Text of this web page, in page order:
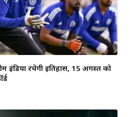
इंडिया रचेगी इतिहास, 15 अगस्त को